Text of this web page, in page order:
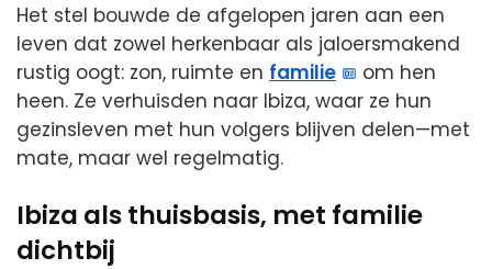
Het stel bouwde de afgelopen jaren aan een
leven dat zowel herkenbaar als jaloersmakend
rustig oogt: zon, ruimte en familie
om hen
heen. Ze verhuisden naar Ibiza, waar ze hun
gezinsleven met hun volgers blijven delen—met
mate, maar wel regelmatig.
Ibiza als thuisbasis, met familie
dichtbij